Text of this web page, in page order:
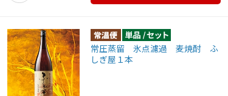
常圧蒸留 氷点濾過 麦焼酎 ふ
しぎ屋１本